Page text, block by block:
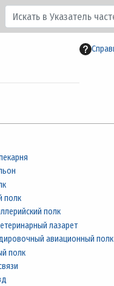
полк
полк
лазарет
авиационный полк
полк